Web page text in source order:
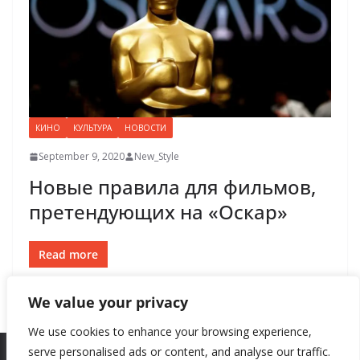
We value your privacy
We use cookies to enhance your browsing experience,
serve personalised ads or content, and analyse our traffic.
КИНО КУЛЬТУРА НОВОСТИ
September 9, 2020 New_Style
Новые правила для фильмов,
претендующих на «Оскар»
Read more